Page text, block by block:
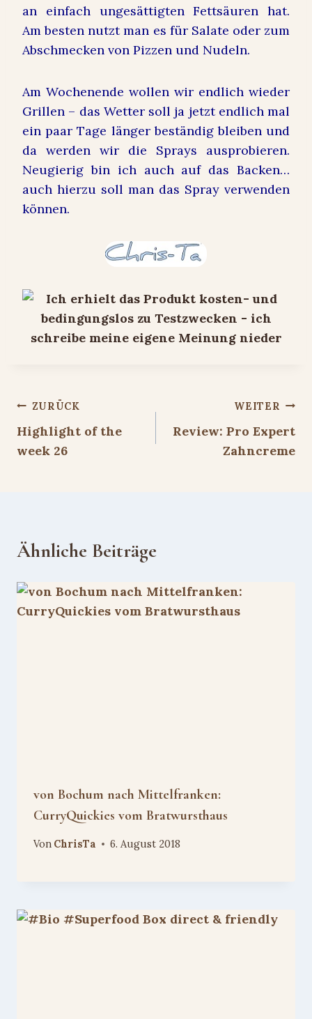
an einfach ungesättigten Fettsäuren hat.
Am besten nutzt man es für Salate oder zum
Abschmecken von Pizzen und Nudeln.
Am Wochenende wollen wir endlich wieder
Grillen – das Wetter soll ja jetzt endlich mal
ein paar Tage länger beständig bleiben und
da werden wir die Sprays ausprobieren.
Neugierig bin ich auch auf das Backen…
auch hierzu soll man das Spray verwenden
können.
Beitragsnavigation
ZURÜCK
Highlight of the
week 26
WEITER
Review: Pro Expert
Zahncreme
Ähnliche Beiträge
von Bochum nach Mittelfranken:
CurryQuickies vom Bratwursthaus
Von ChrisTa 6. August 2018